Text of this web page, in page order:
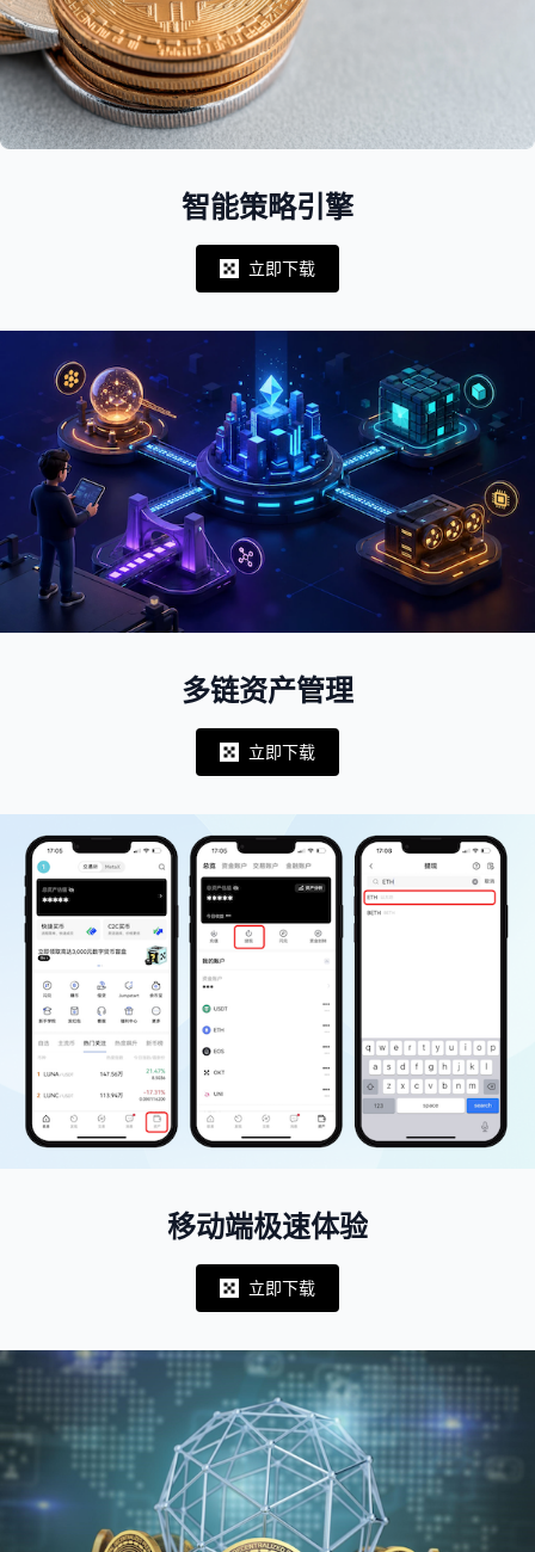
智能策略引擎
Notifications
立即下载
多链资产管理
Notifications
立即下载
移动端极速体验
Notifications
立即下载